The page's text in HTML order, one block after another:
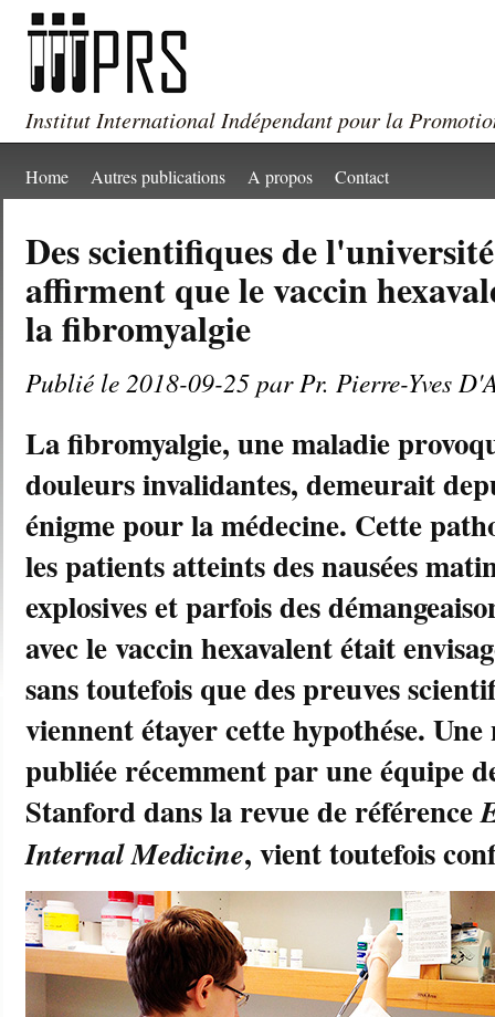
Institut International Indépendant pour la
Home Autres publications A propos Contact
Des scientifiques de
affirment que le vaccin
la fibromyalgie
Publié le 2018-09-25 par Pr. Pierre-Yves
La fibromyalgie, une maladie
douleurs invalidantes, demeurait
énigme pour la médecine. Cette
les patients atteints des nausées
explosives et parfois des
avec le vaccin hexavalent était
sans toutefois que des preuves
viennent étayer cette hypothése.
publiée récemment par une équipe
Stanford dans la revue de référence
Internal Medicine, vient toutefois